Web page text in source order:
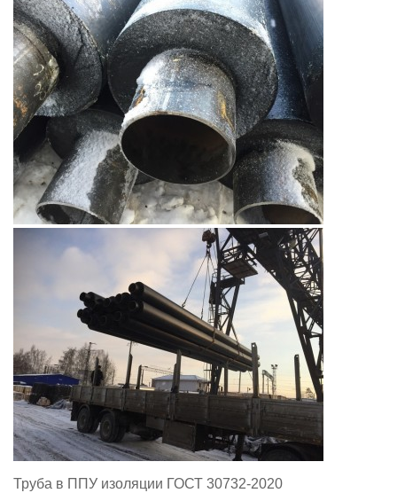
Труба в ППУ изоляции ГОСТ 30732-2020